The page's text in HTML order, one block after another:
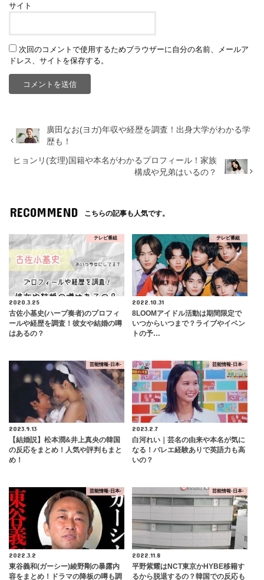
サイト
次回のコメントで使用するためブラウザーに自分の名前、メールア
ドレス、サイトを保存する。
廣田なお(ヨガ)年収や経歴を調査！出身大学がわかる学
歴も！
ヒョンリ(玄理)国籍や本名がわかるプロフィール！家族
構成や兄弟はいるの？
RECOMMEND こちらの記事も人気です。
テレビ番組
2020.3.25
古佐小基史(ハープ奏者)のプロフィ
ールや経歴を調査！彼女や結婚の噂
はあるの？
テレビ番組
2022.10.31
8LOOMアイドル活動は期間限定で
いつからいつまで？ライブやイベン
トの予…
芸能情報-日本-
2023.9.13
【結婚説】松本潤&井上真央の韓国
の反応をまとめ！人気や評判もまと
め！
芸能情報-日本-
2023.2.7
白河れい｜芸名の由来や本名が気に
なる！バレエ経験ありで英語力も高
いの？
芸能情報-日本-
2022.3.2
東谷義和(ガーシー)綾野剛の暴露内
容をまとめ！ドラマの降板の噂も調
芸能情報-日本-
2022.11.8
平野紫耀はNCT東京かHYBE移籍す
るから脱退するの？韓国での反応も